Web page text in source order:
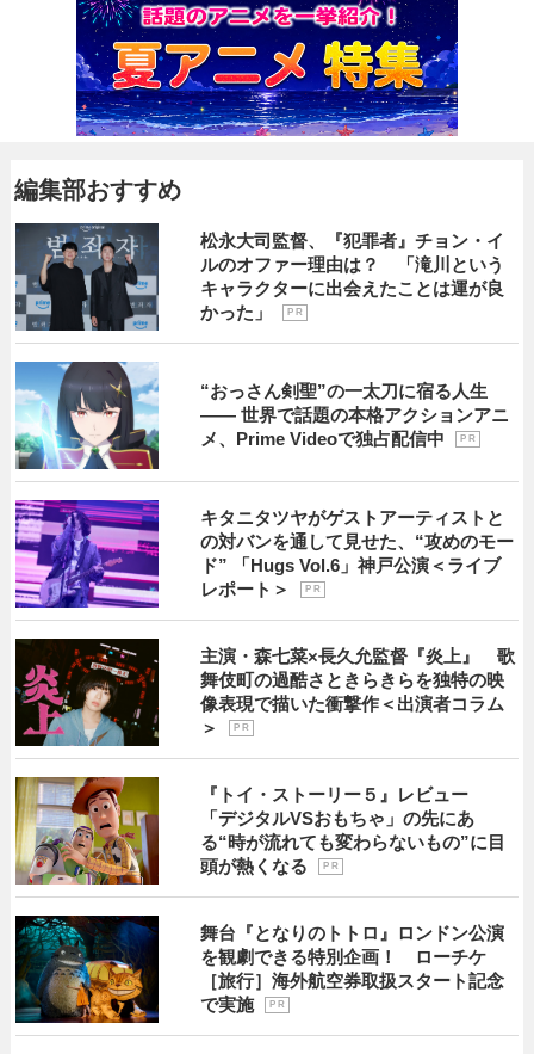
編集部おすすめ
松永大司監督、『犯罪者』チョン・イ
ルのオファー理由は？ 「滝川という
キャラクターに出会えたことは運が良
かった」
P R
“おっさん剣聖”の一太刀に宿る人生
―― 世界で話題の本格アクションアニ
メ、Prime Videoで独占配信中
P R
キタニタツヤがゲストアーティストと
の対バンを通して見せた、“攻めのモー
ド” 「Hugs Vol.6」神戸公演＜ライブ
レポート＞
P R
主演・森七菜×長久允監督『炎上』 歌
舞伎町の過酷さときらきらを独特の映
像表現で描いた衝撃作＜出演者コラム
＞
P R
『トイ・ストーリー５』レビュー
「デジタルVSおもちゃ」の先にあ
る“時が流れても変わらないもの”に目
頭が熱くなる
P R
舞台『となりのトトロ』ロンドン公演
を観劇できる特別企画！ ローチケ
［旅行］海外航空券取扱スタート記念
で実施
P R